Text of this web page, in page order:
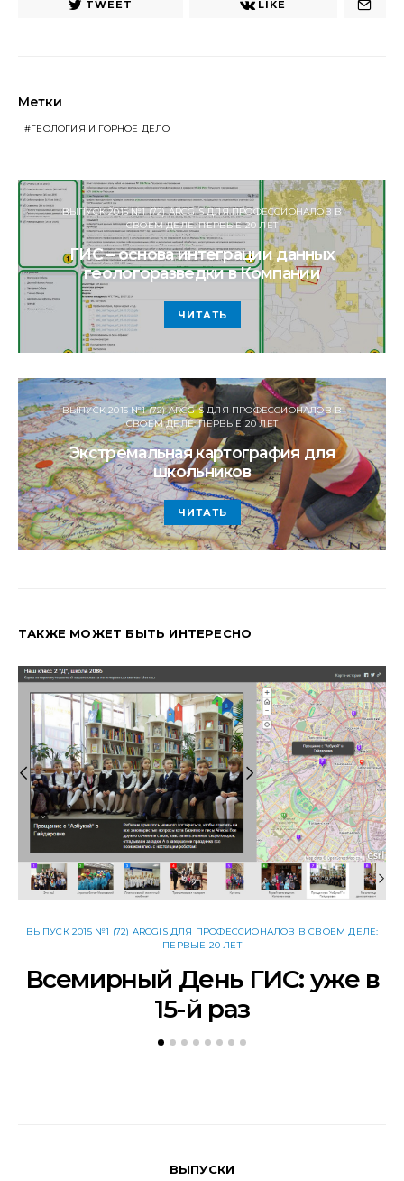
TWEET LIKE
Метки
ГЕОЛОГИЯ И ГОРНОЕ ДЕЛО
ВЫПУСК 2015 №1 (72) ARCGIS ДЛЯ ПРОФЕССИОНАЛОВ В
СВОЕМ ДЕЛЕ: ПЕРВЫЕ 20 ЛЕТ
ГИС – основа интеграции данных
геологоразведки в Компании
ЧИТАТЬ
ВЫПУСК 2015 №1 (72) ARCGIS ДЛЯ ПРОФЕССИОНАЛОВ В
СВОЕМ ДЕЛЕ: ПЕРВЫЕ 20 ЛЕТ
Экстремальная картография для
школьников
ЧИТАТЬ
ТАКЖЕ МОЖЕТ БЫТЬ ИНТЕРЕСНО
ВЫПУСК 2015 №1 (72) ARCGIS ДЛЯ ПРОФЕССИОНАЛОВ В СВОЕМ ДЕЛЕ:
ПЕРВЫЕ 20 ЛЕТ
Всемирный День ГИС: уже в
15-й раз
ВЫПУСКИ